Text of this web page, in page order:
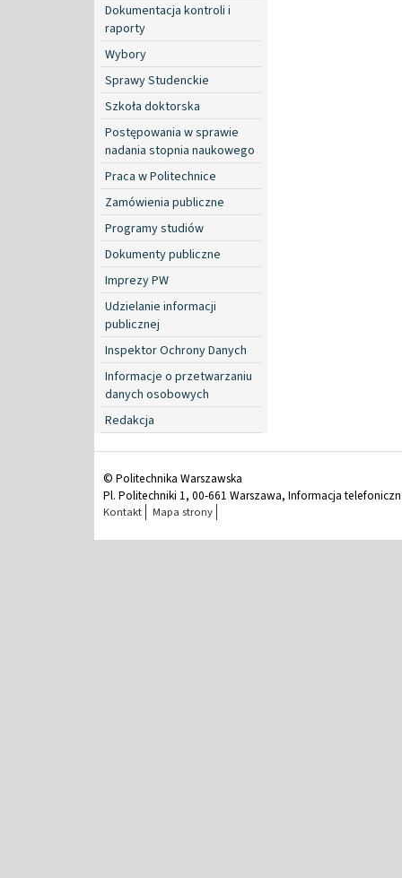
Dokumentacja kontroli i
raporty
Wybory
Sprawy Studenckie
Szkoła doktorska
Postępowania w sprawie
nadania stopnia naukowego
Praca w Politechnice
Zamówienia publiczne
Programy studiów
Dokumenty publiczne
Imprezy PW
Udzielanie informacji
publicznej
Inspektor Ochrony Danych
Informacje o przetwarzaniu
danych osobowych
Redakcja
© Politechnika Warszawska
Pl. Politechniki 1, 00-661 Warszawa, Informacja
Kontakt Mapa strony